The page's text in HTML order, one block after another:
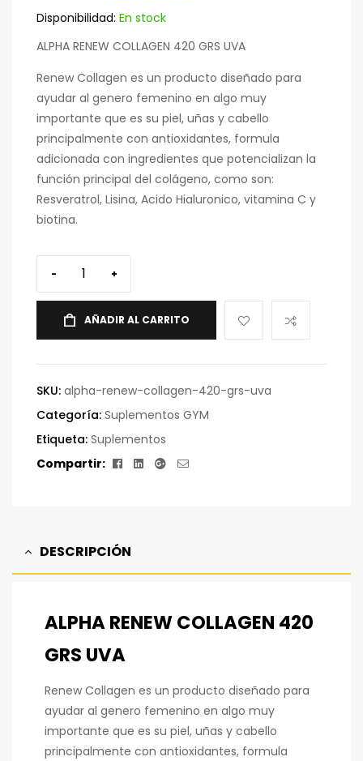
Disponibilidad: En stock
ALPHA RENEW COLLAGEN 420 GRS UVA
Renew Collagen es un producto diseñado para
ayudar al genero femenino en algo muy
importante que es su piel, uñas y cabello
principalmente con antioxidantes, formula
adicionada con ingredientes que potencializan la
función principal del colágeno, como son:
Resveratrol, Lisina, Acido Hialuronico, vitamina C y
biotina.
- +
AÑADIR AL CARRITO
SKU: alpha-renew-collagen-420-grs-uva
Categoría: Suplementos GYM
Etiqueta: Suplementos
Compartir:
Facebook
LinkedinGoogle+
Correo
DESCRIPCIÓN
ALPHA RENEW COLLAGEN 420
GRS UVA
Renew Collagen es un producto diseñado para
ayudar al genero femenino en algo muy
importante que es su piel, uñas y cabello
principalmente con antioxidantes, formula